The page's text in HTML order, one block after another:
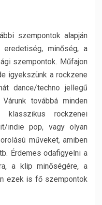
szempontok alapján
minőség, a
szempontok. Műfajon
igyekszünk a rockzene
dance/techno jellegű
továbbá minden
klasszikus rockzenei
indie pop, vagy olyan
műveket, amiben
Érdemes odafigyelni a
a klip minőségére, a
ezek is fő szempontok